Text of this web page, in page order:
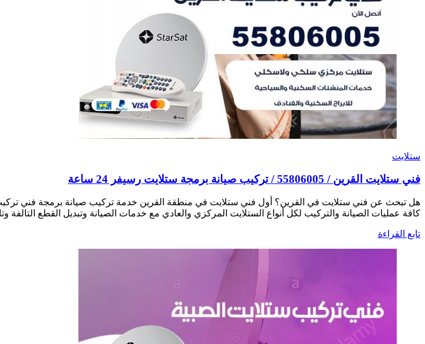
ستلايت
فني ستلايت القرين / 55806005 / تركيب صيانة برمجة ستلايت رسيفر 24 ساعة
هل تبحث عن فني ستلايت في القرين؟ أول فني ستلايت في منطقة القرين خدمة تركيب صيانة برمجة فني
كافة عمليات الصيانة والتركيب لكل أنواع الستلايت المركزي والعادي مع خدمات الصيانة وتبديل القطع
تابع القراءة